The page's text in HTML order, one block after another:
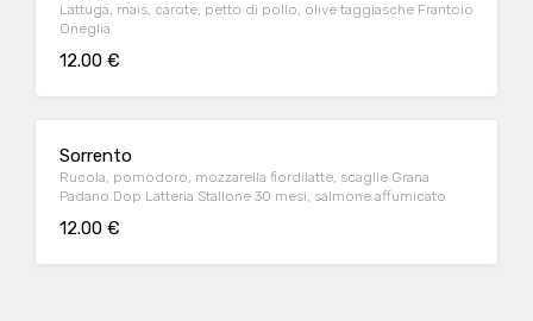
Lattuga, mais, carote, petto di pollo, olive taggiasche Frantoio
Oneglia
12.00 €
Sorrento
Rucola, pomodoro, mozzarella fiordilatte, scaglie Grana
Padano Dop Latteria Stallone 30 mesi, salmone affumicato
12.00 €